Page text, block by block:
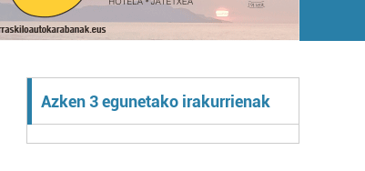
Azken 3 egunetako irakurrienak